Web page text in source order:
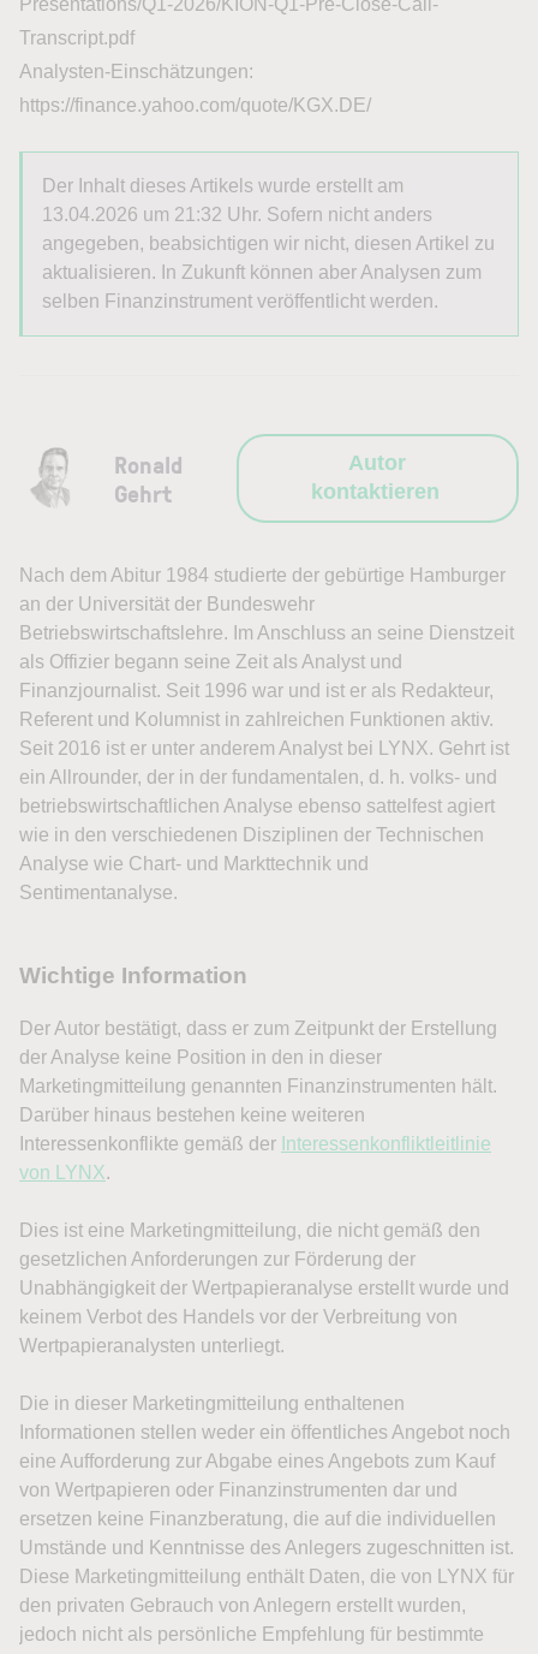
Transcript.pdf
Analysten-Einschätzungen:
https://finance.yahoo.com/quote/KGX.DE/
Der Inhalt dieses Artikels wurde erstellt am
13.04.2026 um 21:32 Uhr. Sofern nicht anders
angegeben, beabsichtigen wir nicht, diesen Artikel zu
aktualisieren. In Zukunft können aber Analysen zum
selben Finanzinstrument veröffentlicht werden.
Ronald
Gehrt
Autor
kontaktieren
Nach dem Abitur 1984 studierte der gebürtige Hamburger
an der Universität der Bundeswehr
Betriebswirtschaftslehre. Im Anschluss an seine Dienstzeit
als Offizier begann seine Zeit als Analyst und
Finanzjournalist. Seit 1996 war und ist er als Redakteur,
Referent und Kolumnist in zahlreichen Funktionen aktiv.
Seit 2016 ist er unter anderem Analyst bei LYNX. Gehrt ist
ein Allrounder, der in der fundamentalen, d. h. volks- und
betriebswirtschaftlichen Analyse ebenso sattelfest agiert
wie in den verschiedenen Disziplinen der Technischen
Analyse wie Chart- und Markttechnik und
Sentimentanalyse.